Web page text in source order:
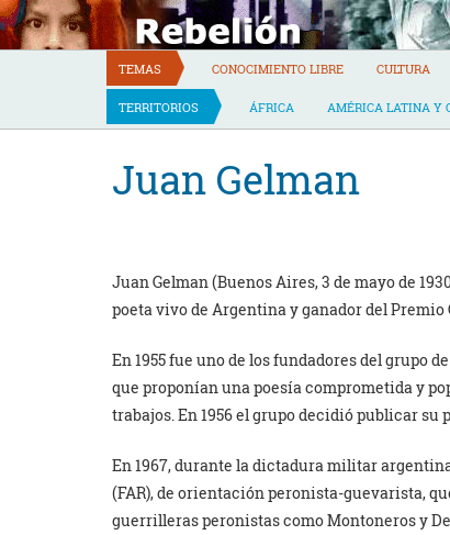
Skip
to
content
TEMAS CONOCIMIENTO LIBRE CULTURA
TERRITORIOS ÁFRICA AMÉRICA LATINA Y
Juan Gelman
Juan Gelman (Buenos Aires, 3 de mayo de
poeta vivo de Argentina y ganador del
En 1955 fue uno de los fundadores del grupo
que proponían una poesía comprometida y
trabajos. En 1956 el grupo decidió publicar
En 1967, durante la dictadura militar
(FAR), de orientación peronista-guevarista,
guerrilleras peronistas como Montoneros y